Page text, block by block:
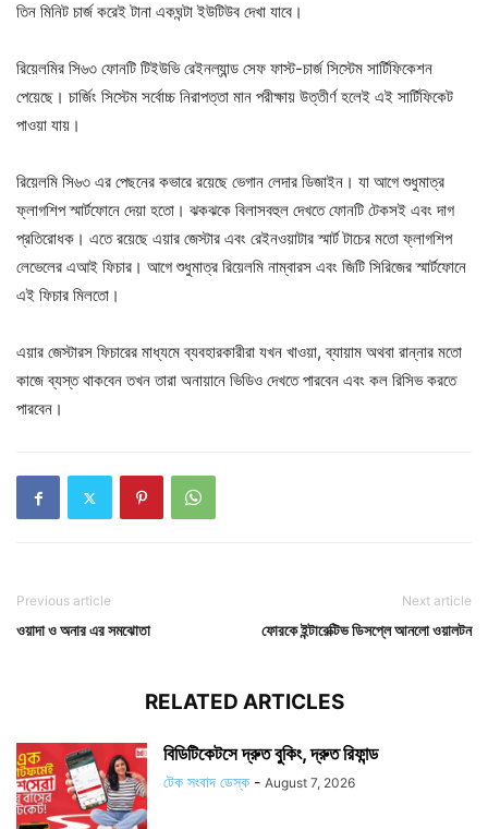
তিন মিনিট চার্জ করেই টানা একঘন্টা ইউটিউব দেখা যাবে।
রিয়েলমির সি৬৩ ফোনটি টিইউভি রেইনল্যান্ড সেফ ফাস্ট-চার্জ সিস্টেম সার্টিফিকেশন
পেয়েছে। চার্জিং সিস্টেম সর্বোচ্চ নিরাপত্তা মান পরীক্ষায় উত্তীর্ণ হলেই এই সার্টিফিকেট
পাওয়া যায়।
রিয়েলমি সি৬৩ এর পেছনের কভারে রয়েছে ভেগান লেদার ডিজাইন। যা আগে শুধুমাত্র
ফ্লাগশিপ স্মার্টফোনে দেয়া হতো। ঝকঝকে বিলাসবহুল দেখতে ফোনটি টেকসই এবং দাগ
প্রতিরোধক। এতে রয়েছে এয়ার জেস্টার এবং রেইনওয়াটার স্মার্ট টাচের মতো ফ্লাগশিপ
লেভেলের এআই ফিচার। আগে শুধুমাত্র রিয়েলমি নাম্বারস এবং জিটি সিরিজের স্মার্টফোনে
এই ফিচার মিলতো।
এয়ার জেস্টারস ফিচারের মাধ্যমে ব্যবহারকারীরা যখন খাওয়া, ব্যায়াম অথবা রান্নার মতো
কাজে ব্যস্ত থাকবেন তখন তারা অনায়ানে ভিডিও দেখতে পারবেন এবং কল রিসিভ করতে
পারবেন।
Previous article
ওয়াদা ও অনার এর সমঝোতা
Next article
ফোরকে ইন্টারেক্টিভ ডিসপ্লে আনলো ওয়ালটন
RELATED ARTICLES
বিডিটিকেটসে দ্রুত বুকিং, দ্রুত রিফান্ড
টেক সংবাদ ডেস্ক - August 7, 2026